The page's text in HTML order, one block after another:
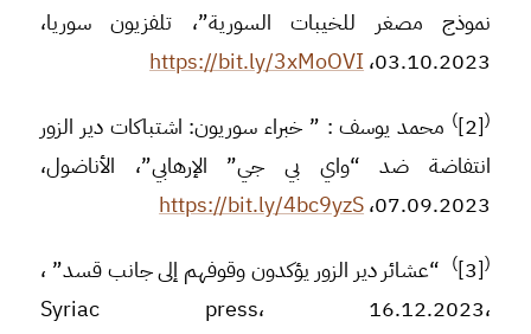
نموذج مصغر للخيبات السورية”، تلفزيون سوريا،
03.10.2023، https://bit.ly/3xMoOVI
(
[2]
) محمد يوسف : ” خبراء سوريون: اشتباكات دير الزور
انتفاضة ضد “واي بي جي” الإرهابي”، الأناضول،
07.09.2023، https://bit.ly/4bc9yzS
(
[3]
) “عشائر دير الزور يؤكدون وقوفهم إلى جانب قسد” ،
Syriac press، 16.12.2023،